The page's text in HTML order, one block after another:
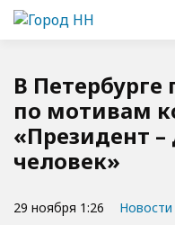
В
по мотивам
«Президент
человек»
29 ноября 1:26 Новости